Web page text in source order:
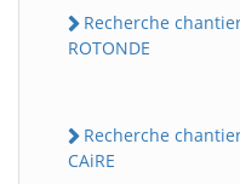
Recherche
ROTONDE
Recherche
CAiRE